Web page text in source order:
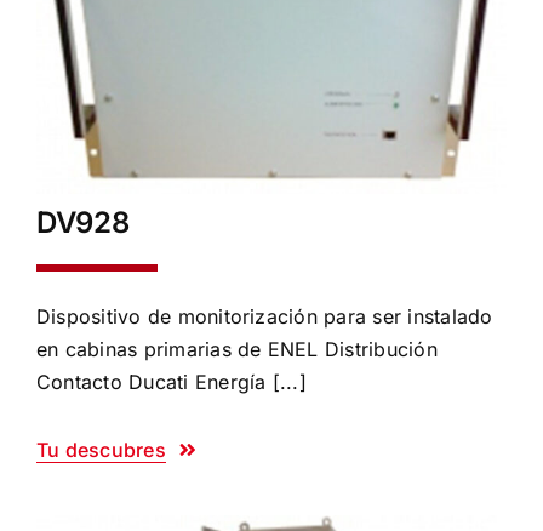
DV928
Dispositivo de monitorización para ser instalado
en cabinas primarias de ENEL Distribución
Contacto Ducati Energía [...]
Tu descubres